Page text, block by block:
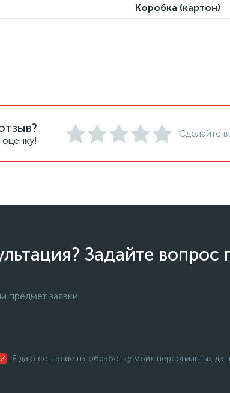
Коробка (картон)
Сделайте
Задайте вопрос
Я даю согласие на обработку моих персональных